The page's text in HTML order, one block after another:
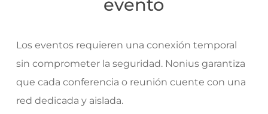
evento
Los eventos requieren una conexión temporal
sin comprometer la seguridad. Nonius garantiza
que cada conferencia o reunión cuente con una
red dedicada y aislada.